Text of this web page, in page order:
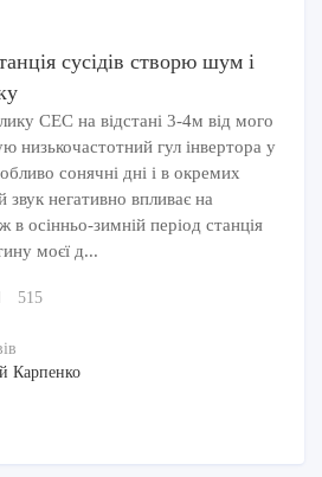
сусідів створю шум і
СЕС на відстані 3-4м від мого
низькочастотний гул інвертора у
сонячні дні і в окремих
звук негативно впливає на
в осінньо-зимній період станція
моєї д...
515
Карпенко